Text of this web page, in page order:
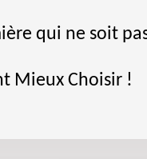
qui ne soit
Mieux Choisir !